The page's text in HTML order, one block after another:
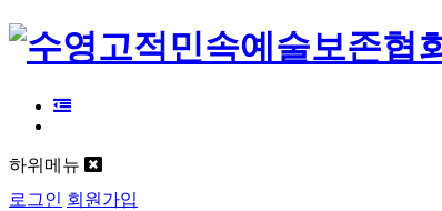
하위메뉴
로그인 회원가입